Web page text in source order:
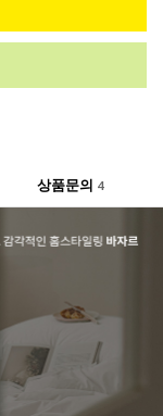
상품문의 4